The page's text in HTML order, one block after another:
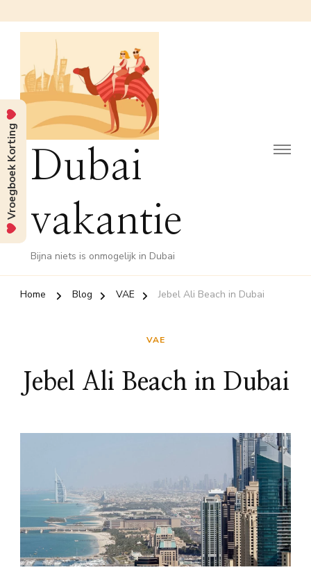
Dubai
vakantie
Bijna niets is onmogelijk in Dubai
Home Blog VAE Jebel Ali Beach in Dubai
VAE
Jebel Ali Beach in Dubai
Vroegboek Korting